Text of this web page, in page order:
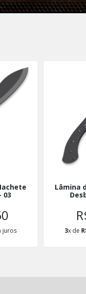
03
juros
Lâmina
3x de